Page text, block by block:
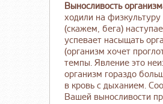
Выносливость
ходили на
(скажем, бега)
успевает насыщать
(организм хочет
темпы. Явление это
организм гораздо
в кровь с дыханием.
Вашей выносливости